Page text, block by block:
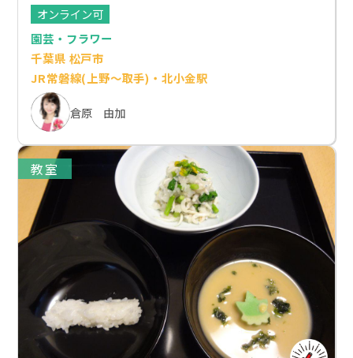
オンライン可
園芸・フラワー
千葉県 松戸市
JR常磐線(上野～取手)・北小金駅
倉原 由加
教室